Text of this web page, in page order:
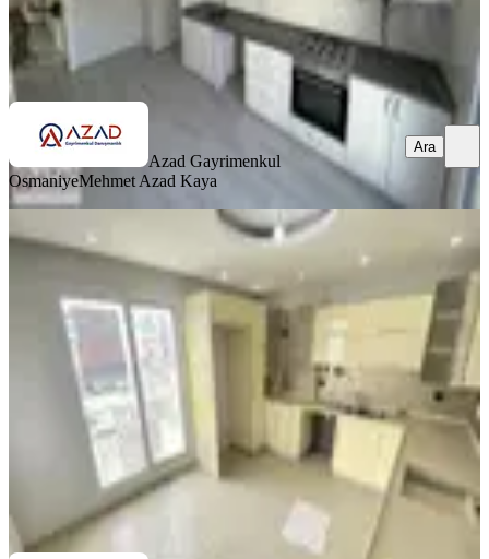
Azad Gayrimenkul OsmaniyeMehmet Azad Kaya
Ara
Azad Gayrimenkul
OsmaniyeMehmet Azad Kaya
Ara
Azad-esenevler Mah. Salı Pazarı
Civarı Satılık Dubleks Daire
Merkez, Esenevler Mahallesi
4+1
·
3.700.000 ₺
Azad Gayrimenkul Osmaniye musa kaya